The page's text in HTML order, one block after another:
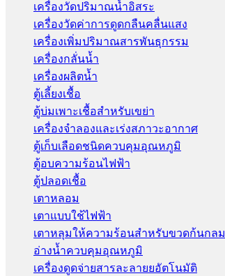
เครื่องวัดปริมาณน้ำอิสระ
เครื่องวัดค่าการดูดกลืนคลื่นแสง
เครื่องเพิ่มปริมาณสารพันธุกรรม
เครื่องกลั่นน้ำ
เครื่องผลิตน้ำ
ตู้เลี้ยงเชื้อ
ตู้บ่มเพาะเชื้อสำหรับเขย่า
เครื่องจำลองและเร่งสภาวะอากาศ
ตู้เก็บเลือดชนิดควบคุมอุณหภูมิ
ตู้อบความร้อนไฟฟ้า
ตู้ปลอดเชื้อ
เตาหลอม
เตาแบบใช้ไฟฟ้า
เตาหลุมให้ความร้อนสำหรับขวดก้นกลม
อ่างน้ำควบคุมอุณหภูมิ
เครื่องดูดจ่ายสารละลายยอัตโนมัติ